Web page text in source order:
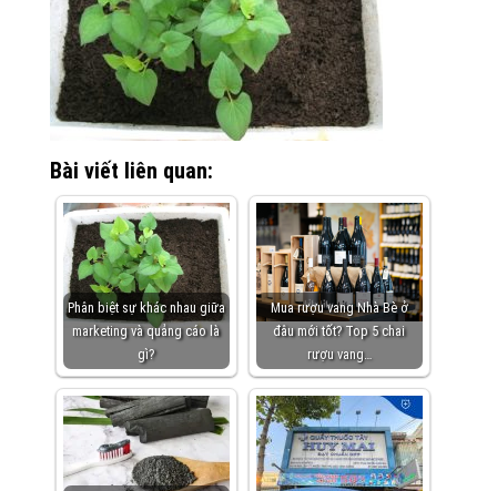
Bài viết liên quan:
Phân biệt sự khác nhau giữa
marketing và quảng cáo là
gì?
Mua rượu vang Nhà Bè ở
đâu mới tốt? Top 5 chai
rượu vang…